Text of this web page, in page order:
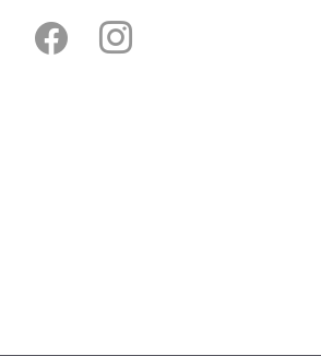
facebookinstagram